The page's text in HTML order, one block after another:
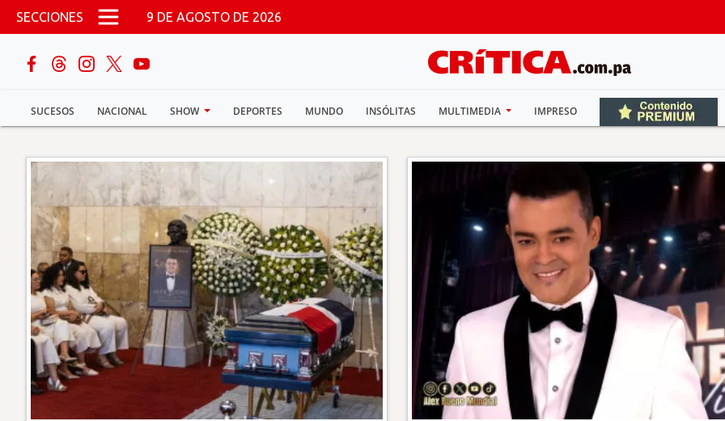
Pasar al contenido principal
SECCIONES 9 DE AGOSTO DE 2026
SUCESOS NACIONAL SHOW DEPORTES MUNDO INSÓLITAS MULTIMEDIA IMPRESO
buscar
Sucesos
Nacional
Política
Show
Deportes
Mundo
Insólitas